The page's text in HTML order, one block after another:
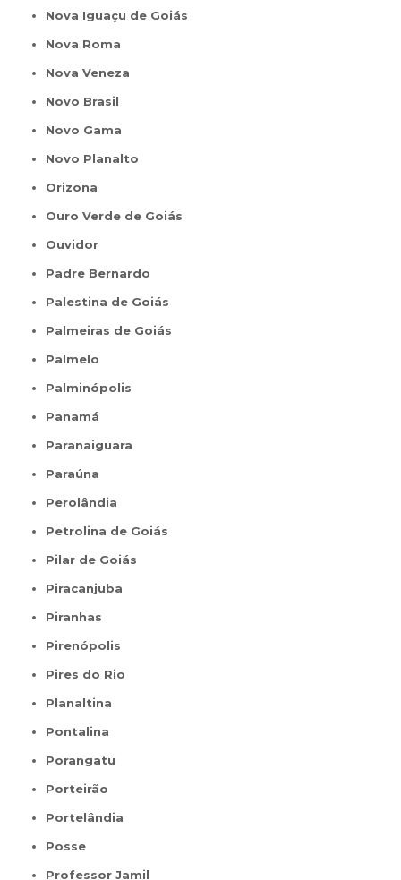
Nova Iguaçu de Goiás
Nova Roma
Nova Veneza
Novo Brasil
Novo Gama
Novo Planalto
Orizona
Ouro Verde de Goiás
Ouvidor
Padre Bernardo
Palestina de Goiás
Palmeiras de Goiás
Palmelo
Palminópolis
Panamá
Paranaiguara
Paraúna
Perolândia
Petrolina de Goiás
Pilar de Goiás
Piracanjuba
Piranhas
Pirenópolis
Pires do Rio
Planaltina
Pontalina
Porangatu
Porteirão
Portelândia
Posse
Professor Jamil